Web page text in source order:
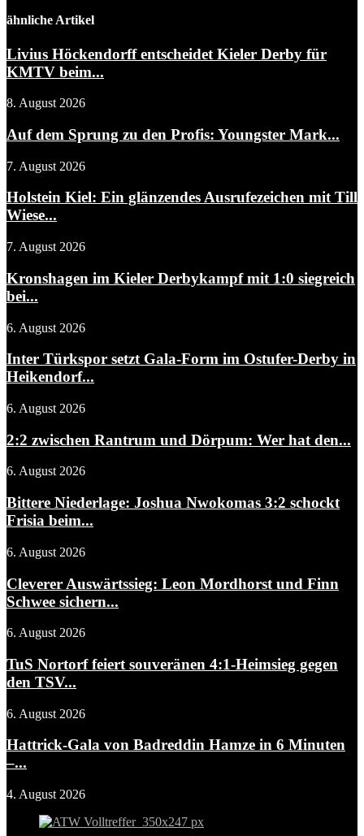
ähnliche Artikel
Livius Höckendorff entscheidet Kieler Derby für
KMTV beim...
8. August 2026
Auf dem Sprung zu den Profis: Youngster Mark...
7. August 2026
Holstein Kiel: Ein glänzendes Ausrufezeichen mit Till
Wiese...
7. August 2026
Kronshagen im Kieler Derbykampf mit 1:0 siegreich
bei...
6. August 2026
Inter Türkspor setzt Gala-Form im Ostufer-Derby in
Heikendorf...
6. August 2026
2:2 zwischen Rantrum und Dörpum: Wer hat den...
6. August 2026
Bittere Niederlage: Joshua Nwokomas 3:2 schockt
Frisia beim...
6. August 2026
Cleverer Auswärtssieg: Leon Mordhorst und Finn
Schwee sichern...
6. August 2026
TuS Nortorf feiert souveränen 4:1-Heimsieg gegen
den TSV...
6. August 2026
Hattrick-Gala von Badreddin Hamze in 6 Minuten
–...
4. August 2026